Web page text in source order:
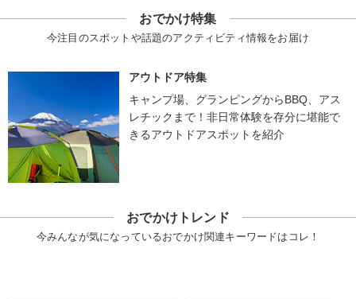
おでかけ特集
今注目のスポットや話題のアクティビティ情報をお届け
アウトドア特集
キャンプ場、グランピングからBBQ、アス
レチックまで！非日常体験を存分に堪能で
きるアウトドアスポットを紹介
おでかけトレンド
今みんなが気になっているおでかけ関連キーワードはコレ！